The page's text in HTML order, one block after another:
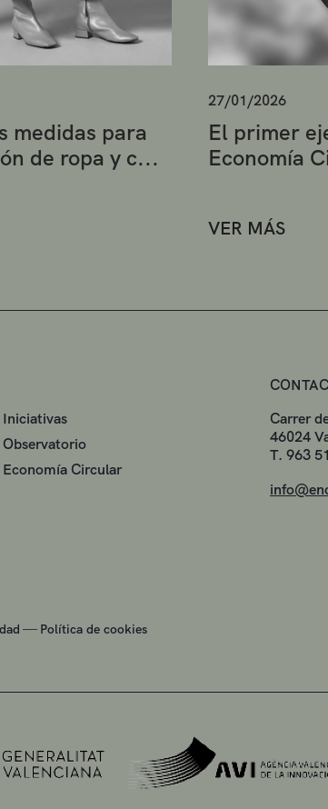
medidas para
de ropa y c...
27/01/2026
El primer
Economía
VER MÁS
Iniciativas
Observatorio
Economía Circular
— Política de cookies
Carrer
46024
T. 963